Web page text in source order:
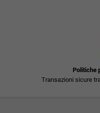
Politiche
Transazioni sicure